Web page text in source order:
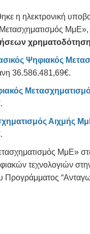
η ηλεκτρονική
Μετασχηματισμός
Ψηφιακός
36.586.481,69€.
Αιχμής
ΜμΕ»
τεχνολογιών
Προγράμματος